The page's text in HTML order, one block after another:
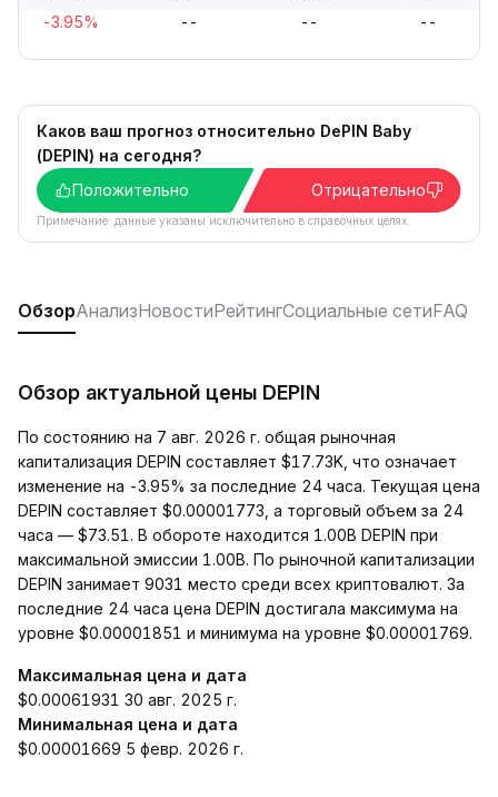
-3.95% -- -- --
Каков ваш прогноз относительно DePIN Baby
(DEPIN) на сегодня?
Положительно
Отрицательно
Примечание: данные указаны исключительно в справочных целях.
ОбзорАнализНовостиРейтингСоциальные сетиFAQ
Обзор актуальной цены DEPIN
По состоянию на 7 авг. 2026 г. общая рыночная
капитализация DEPIN составляет $17.73K, что означает
изменение на -3.95% за последние 24 часа. Текущая цена
DEPIN составляет $0.00001773, а торговый объем за 24
часа — $73.51. В обороте находится 1.00B DEPIN при
максимальной эмиссии 1.00B. По рыночной капитализации
DEPIN занимает 9031 место среди всех криптовалют. За
последние 24 часа цена DEPIN достигала максимума на
уровне $0.00001851 и минимума на уровне $0.00001769.
Максимальная цена и дата
$0.00061931 30 авг. 2025 г.
Минимальная цена и дата
$0.00001669 5 февр. 2026 г.